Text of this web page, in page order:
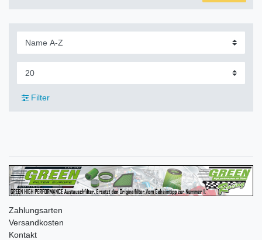
Filter
Zahlungsarten
Versandkosten
Kontakt